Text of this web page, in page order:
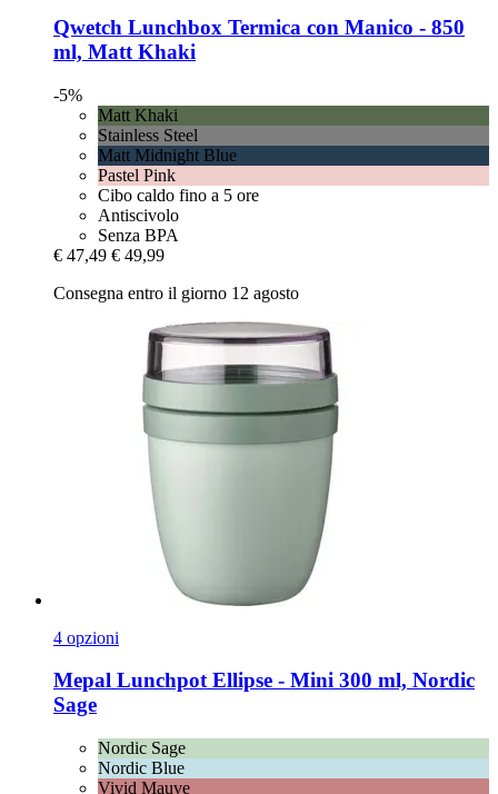
Qwetch Lunchbox Termica con Manico -​ 850
ml, Matt Khaki
-5%
Matt Khaki
Stainless Steel
Matt Midnight Blue
Pastel Pink
Cibo caldo fino a 5 ore
Antiscivolo
Senza BPA
€ 47,49 € 49,99
Consegna entro il giorno 12 agosto
4 opzioni
Mepal Lunchpot Ellipse -​ Mini 300 ml, Nordic
Sage
Nordic Sage
Nordic Blue
Vivid Mauve